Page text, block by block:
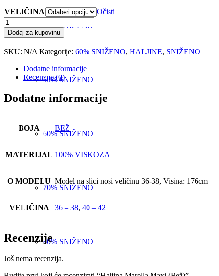
40% SNIŽENO
50% SNIŽENO
60% SNIŽENO
70% SNIŽENO
80% SNIŽENO
280,00 €.
VELIČINA
Očisti
Haljina
Marella
Maxi
(Bež)
količina
Dodaj za kupovinu
SKU: N/A Kategorije: 60% SNIŽENO, HALJINE, SNIŽENO
Dodatne informacije
Recenzije (0)
Dodatne informacije
BOJA BEŽ
MATERIJAL 100% VISKOZA
O MODELU Model na slici nosi veličinu 36-38, Visina: 176cm
VELIČINA 36 – 38, 40 – 42
Recenzije
Još nema recenzija.